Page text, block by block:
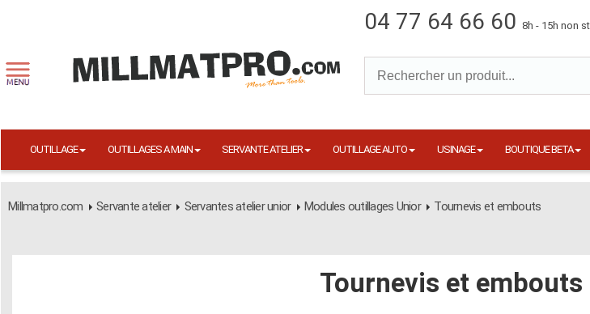
04 77 64 66 60 8h - 15h non
OUTILLAGE OUTILLAGES A MAIN SERVANTE ATELIER OUTILLAGE AUTO USINAGE BOUTIQUE BETA
Millmatpro.com Servante atelier Servantes atelier unior Modules outillages Unior Tournevis et embouts
Tournevis et embouts